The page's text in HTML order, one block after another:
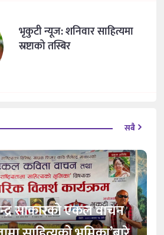
भृकुटी न्यूज: शनिवार साहित्यमा
स्रष्टाको तस्बिर
सबै
साकारको एकल वाचन